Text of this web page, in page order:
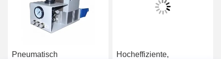
Pneumatisch
Hocheffiziente,